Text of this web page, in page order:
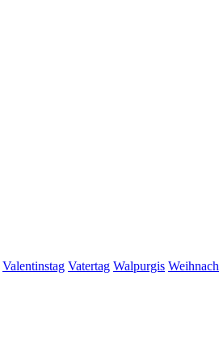
Valentinstag Vatertag Walpurgis